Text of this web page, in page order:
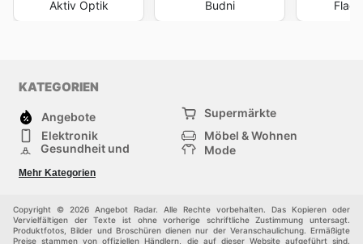
Aktiv Optik Budni
KATEGORIEN
Angebote
Supermärkte
Elektronik
Möbel & Wohnen
Gesundheit und
Mode
Sportartikel und
Sportbekleidung
Einkaufzentren
Andere
Mehr Kategorien
Copyright © 2026 Angebot Radar. Alle Rechte vorbehalten. Das Kopieren oder
Vervielfältigen der Texte ist ohne vorherige schriftliche Zustimmung untersagt.
Produktfotos, Bilder und Broschüren dienen nur der Veranschaulichung. Ermäßigte
Preise stammen von offiziellen Händlern, die auf dieser Website aufgeführt sind.